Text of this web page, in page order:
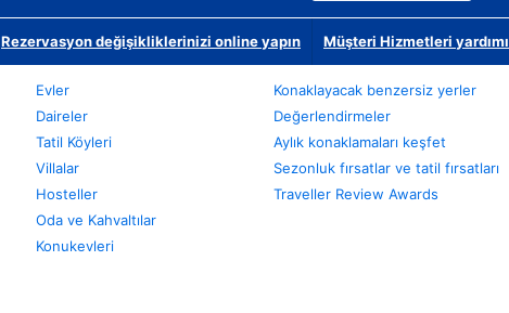
Rezervasyon değişikliklerinizi online yapın Müşteri Hizmetleri yardımı
Evler
Daireler
Tatil Köyleri
Villalar
Hosteller
Oda ve Kahvaltılar
Konukevleri
Konaklayacak benzersiz yerler
Değerlendirmeler
Aylık konaklamaları keşfet
Sezonluk fırsatlar ve tatil fırsatları
Traveller Review Awards